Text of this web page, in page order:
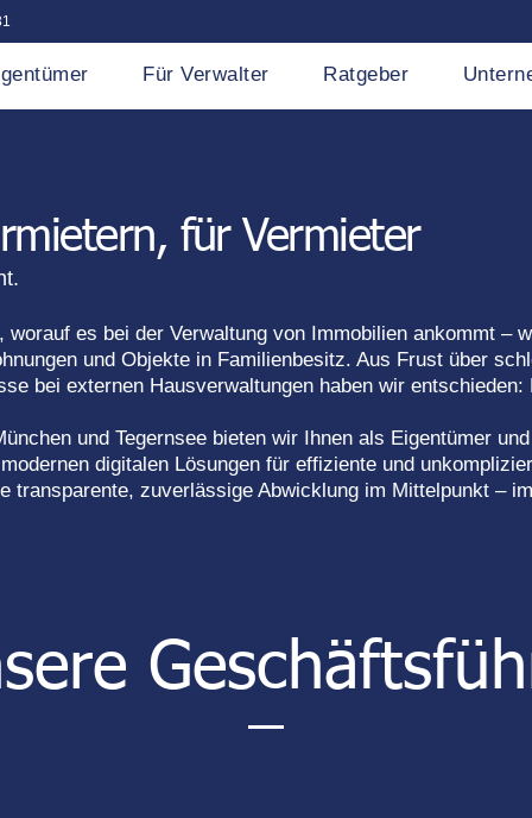
Für Verwalter Ratgeber
für Vermieter
es bei der Verwaltung von Immobilien ankommt –
und Objekte in Familienbesitz. Aus Frust über
bei externen Hausverwaltungen haben wir entschieden:
und Tegernsee bieten wir Ihnen als Eigentümer
digitalen Lösungen für effiziente und
transparente, zuverlässige Abwicklung im Mittelpunkt –